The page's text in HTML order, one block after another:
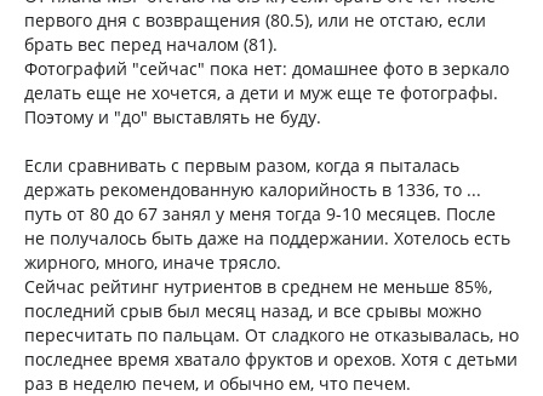
первого дня с возвращения (80.5), или не отстаю, если
брать вес перед началом (81).
Фотографий "сейчас" пока нет: домашнее фото в зеркало
делать еще не хочется, а дети и муж еще те фотографы.
Поэтому и "до" выставлять не буду.
Если сравнивать с первым разом, когда я пыталась
держать рекомендованную калорийность в 1336, то ...
путь от 80 до 67 занял у меня тогда 9-10 месяцев. После
не получалось быть даже на поддержании. Хотелось есть
жирного, много, иначе трясло.
Сейчас рейтинг нутриентов в среднем не меньше 85%,
последний срыв был месяц назад, и все срывы можно
пересчитать по пальцам. От сладкого не отказывалась, но
последнее время хватало фруктов и орехов. Хотя с детьми
раз в неделю печем, и обычно ем, что печем.